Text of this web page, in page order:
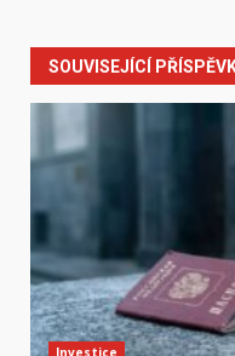
SOUVISEJÍCÍ